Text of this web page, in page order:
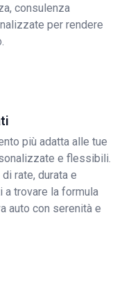
consulenza
per rendere
più adatta alle tue
e flessibili.
rate, durata e
a trovare la formula
auto con serenità e